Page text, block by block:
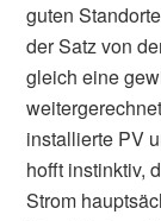
guten
der Satz von
gleich eine
installierte PV
hofft instinktiv,
Strom